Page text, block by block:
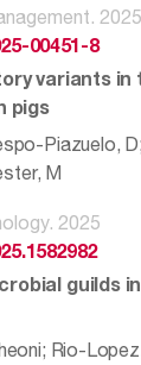
2025
00451-8
variants
pigs
Piazuelo,
M
2025
guilds
Rio-